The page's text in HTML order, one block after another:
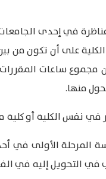
في إحدى
على أن تكون من
هذه المقررات عن 30%
منها.
نفس الكلية أو كلية
الأولى في
في التحويل إليه